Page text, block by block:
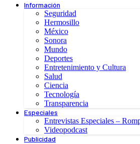
Información
Seguridad
Hermosillo
México
Sonora
Mundo
Deportes
Entretenimiento y Cultura
Salud
Ciencia
Tecnología
Transparencia
Especiales
Entrevistas Especiales –
Videopodcast
Publicidad